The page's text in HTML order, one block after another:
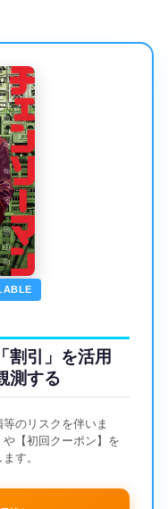
割引」を活用
測する
のリスクを伴いま
【初回クーポン】を
す。